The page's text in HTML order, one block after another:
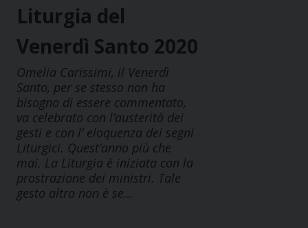
Liturgia del
Venerdì Santo 2020
Omelia Carissimi, il Venerdì
Santo, per se stesso non ha
bisogno di essere commentato,
va celebrato con l’austerità dei
gesti e con l’ eloquenza dei segni
Liturgici. Quest’anno più che
mai. La Liturgia è iniziata con la
prostrazione dei ministri. Tale
gesto altro non è se…